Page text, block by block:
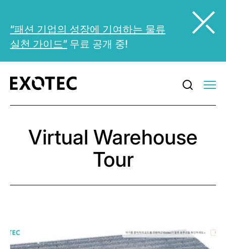
“패션 기업의 성장에 기여하는 물류
실천 가이드” 무료 공개 중!
Virtual Warehouse
Tour